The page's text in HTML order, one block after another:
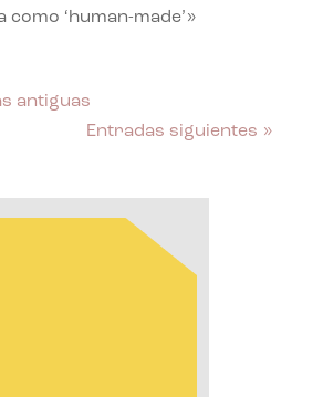
como ‘human-made’»
antiguas
Entradas siguientes »